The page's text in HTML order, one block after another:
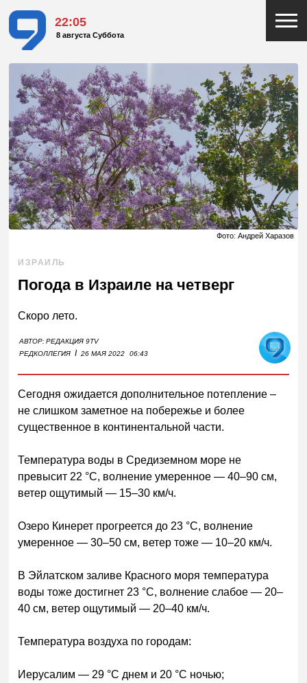
22:05
8 августа Суббота
Фото: Андрей Харазов
ИЗРАИЛЬ
Погода в Израиле на четверг
Скоро лето.
АВТОР:РЕДАКЦИЯ 9TV
РЕДКОЛЛЕГИЯ I 26 МАЯ 2022 06:43
Сегодня ожидается дополнительное потепление –
не слишком заметное на побережье и более
существенное в континентальной части.
Температура воды в Средиземном море не
превысит 22 °C, волнение умеренное — 40–90 см,
ветер ощутимый — 15–30 км/ч.
Озеро Кинерет прогреется до 23 °C, волнение
умеренное — 30–50 см, ветер тоже — 10–20 км/ч.
В Эйлатском заливе Красного моря температура
воды тоже достигнет 23 °C, волнение слабое — 20–
40 см, ветер ощутимый — 20–40 км/ч.
Температура воздуха по городам:
Иерусалим — 29 °C днем и 20 °C ночью;